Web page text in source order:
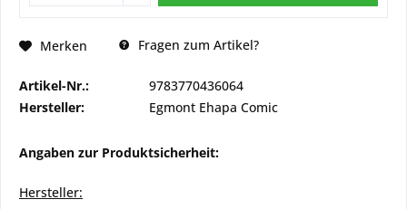
Merken Fragen zum Artikel?
Artikel-Nr.:
9783770436064
Hersteller:
Egmont Ehapa Comic
Angaben zur Produktsicherheit:
Hersteller: